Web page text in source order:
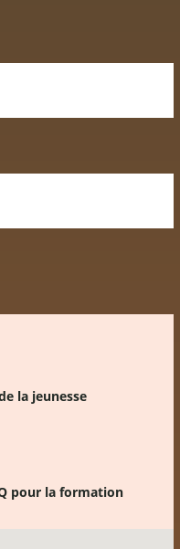
la jeunesse
pour la formation